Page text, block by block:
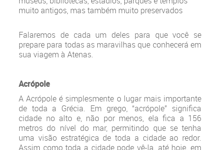
muito antigos, mas também muito preservados
Falaremos de cada um deles para que você se
prepare para todas as maravilhas que conhecerá em
sua viagem à Atenas.
Acrópole
A Acrópole é simplesmente o lugar mais importante
de toda a Grécia. Em grego, “acrópole” significa
cidade no alto e, não por menos, ela fica a 156
metros do nível do mar, permitindo que se tenha
uma visão estratégica de toda a cidade ao redor.
Assim como toda a cidade pode vê-la, até hoje, em